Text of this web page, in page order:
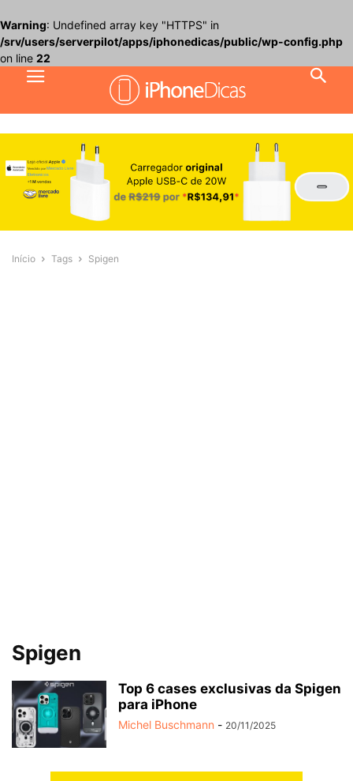
Warning: Undefined array key "HTTPS" in
/srv/users/serverpilot/apps/iphonedicas/public/wp-config.php
on line 22
Início Tags Spigen
Spigen
Top 6 cases exclusivas da Spigen
para iPhone
Michel Buschmann - 20/11/2025